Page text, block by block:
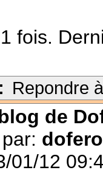
fois.
Repondre
de
dofero
01/12